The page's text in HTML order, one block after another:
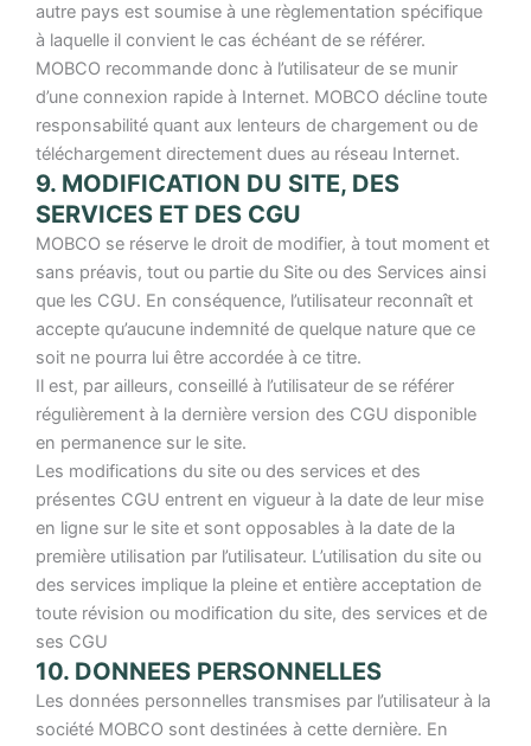
autre pays est soumise à une règlementation spécifique
à laquelle il convient le cas échéant de se référer.
MOBCO recommande donc à l’utilisateur de se munir
d’une connexion rapide à Internet. MOBCO décline toute
responsabilité quant aux lenteurs de chargement ou de
téléchargement directement dues au réseau Internet.
9. MODIFICATION DU SITE, DES
SERVICES ET DES CGU
MOBCO se réserve le droit de modifier, à tout moment et
sans préavis, tout ou partie du Site ou des Services ainsi
que les CGU. En conséquence, l’utilisateur reconnaît et
accepte qu’aucune indemnité de quelque nature que ce
soit ne pourra lui être accordée à ce titre.
Il est, par ailleurs, conseillé à l’utilisateur de se référer
régulièrement à la dernière version des CGU disponible
en permanence sur le site.
Les modifications du site ou des services et des
présentes CGU entrent en vigueur à la date de leur mise
en ligne sur le site et sont opposables à la date de la
première utilisation par l’utilisateur. L’utilisation du site ou
des services implique la pleine et entière acceptation de
toute révision ou modification du site, des services et de
ses CGU
10. DONNEES PERSONNELLES
Les données personnelles transmises par l’utilisateur à la
société MOBCO sont destinées à cette dernière. En